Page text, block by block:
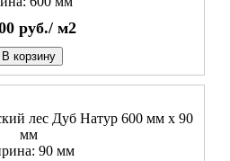
руб./ м2
В корзину
лес Дуб Натур 600 мм х 90
мм
90 мм